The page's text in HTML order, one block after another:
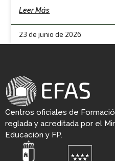
Leer Más
23 de junio de 2026
Centros oficiales de
reglada y acreditada por el
Educación y FP.